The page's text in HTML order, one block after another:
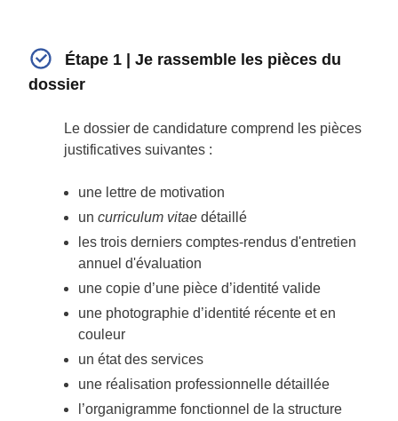
Étape 1 | Je rassemble les pièces du
dossier
Le dossier de candidature comprend les pièces
justificatives suivantes :
une lettre de motivation
un curriculum vitae détaillé
les trois derniers comptes-rendus d'entretien
annuel d'évaluation
une copie d’une pièce d’identité valide
une photographie d’identité récente et en
couleur
un état des services
une réalisation professionnelle détaillée
l’organigramme fonctionnel de la structure